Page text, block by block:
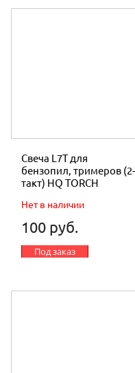
Свеча L7Т для
бензопил, тримеров (2-
такт) HQ TORCH
Нет в наличии
100 руб.
Под заказ